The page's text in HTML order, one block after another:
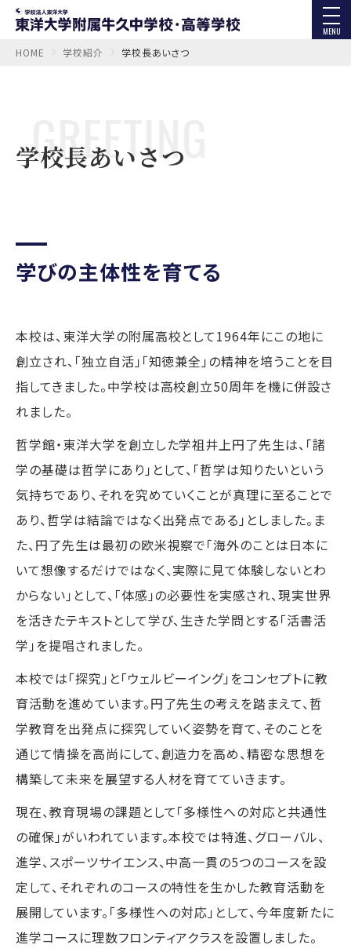
MENU
HOME 学校紹介 学校長あいさつ
GREETING
学校長あいさつ
学びの主体性を育てる
本校は、東洋大学の附属高校として1964年にこの地に
創立され、「独立自活」「知徳兼全」の精神を培うことを目
指してきました。中学校は高校創立50周年を機に併設さ
れました。
哲学館・東洋大学を創立した学祖井上円了先生は、「諸
学の基礎は哲学にあり」として、「哲学は知りたいという
気持ちであり、それを究めていくことが真理に至ることで
あり、哲学は結論ではなく出発点である」としました。ま
た、円了先生は最初の欧米視察で「海外のことは日本に
いて想像するだけではなく、実際に見て体験しないとわ
からない」として、「体感」の必要性を実感され、現実世界
を活きたテキストとして学び、生きた学問とする「活書活
学」を提唱されました。
本校では「探究」と「ウェルビーイング」をコンセプトに教
育活動を進めています。円了先生の考えを踏まえて、哲
学教育を出発点に探究していく姿勢を育て、そのことを
通じて情操を高尚にして、創造力を高め、精密な思想を
構築して未来を展望する人材を育てていきます。
現在、教育現場の課題として「多様性への対応と共通性
の確保」がいわれています。本校では特進、グローバル、
進学、スポーツサイエンス、中高一貫の5つのコースを設
定して、それぞれのコースの特性を生かした教育活動を
展開しています。「多様性への対応」として、今年度新たに
進学コースに理数フロンティアクラスを設置しました。